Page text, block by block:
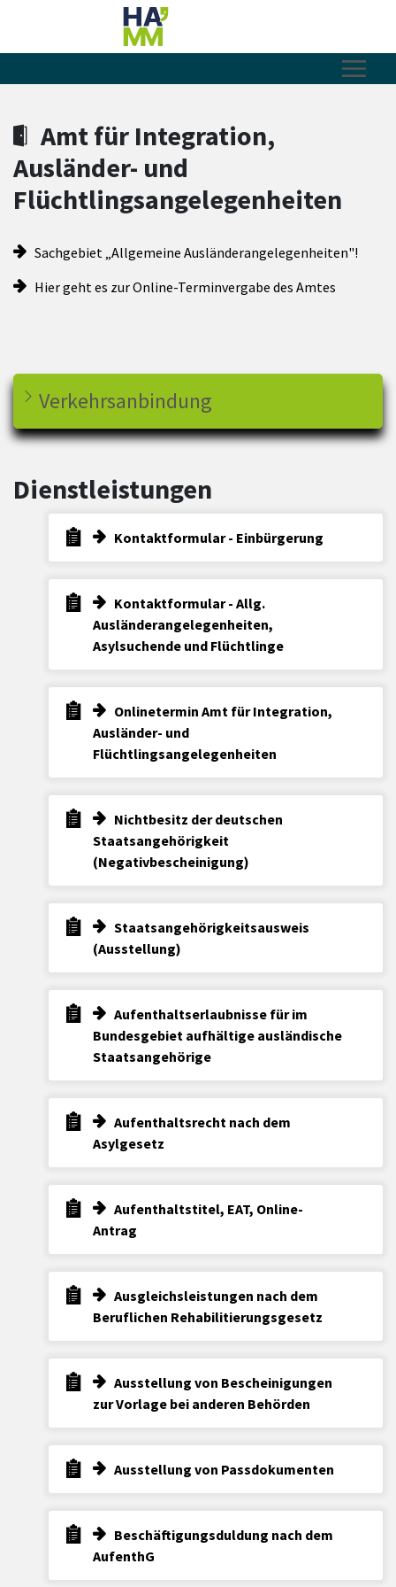
Zum Header
Zum Hauptinhalt
Zum Footer
Zum Hauptinhalt springen
Amt für Integration,
Ausländer- und
Flüchtlingsangelegenheiten
Sachgebiet „Allgemeine Ausländerangelegenheiten"!
Hier geht es zur Online-Terminvergabe des Amtes
Verkehrsanbindung
Dienstleistungen
Kontaktformular - Einbürgerung
Kontaktformular - Allg.
Ausländerangelegenheiten,
Asylsuchende und Flüchtlinge
Onlinetermin Amt für Integration,
Ausländer- und
Flüchtlingsangelegenheiten
Nichtbesitz der deutschen
Staatsangehörigkeit
(Negativbescheinigung)
Staatsangehörigkeitsausweis
(Ausstellung)
Aufenthaltserlaubnisse für im
Bundesgebiet aufhältige ausländische
Staatsangehörige
Aufenthaltsrecht nach dem
Asylgesetz
Aufenthaltstitel, EAT, Online-
Antrag
Ausgleichsleistungen nach dem
Beruflichen Rehabilitierungsgesetz
Ausstellung von Bescheinigungen
zur Vorlage bei anderen Behörden
Ausstellung von Passdokumenten
Beschäftigungsduldung nach dem
AufenthG